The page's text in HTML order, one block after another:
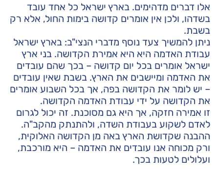
אלו דברים מדהימים. בארץ ישראל כל אחד עובד
בשדהו, ולכן אין אומרים קדושה בימות החול, אלא רק
בשבת.
ניתן להמשיך צעד נוסף מדברי הנצי"ב: בארץ ישראל
עבודת האדמה היא היא אמירת הקדושה. בני ארץ
ישראל אומרים בכל יום קדושה – בכך שהם עובדים
את האדמה ומיישבים את הארץ. בשבת שאין עובדים
– יש לומר את הקדושה בפה, אך בכל השבוע אומרים
את הקדושה על ידי עבודת האדמה הקדושה.
זו אמירה חזקה, אך היא גם מסוכנת. זה יכול לגרום
לאדם לשקוע בעבודת השדה, ולהתנתק מהקב"ה.
ההבנה שקדושת הארץ באה מן הקדושה האלוקית,
ורק מכוחה אנו עובדים את האדמה – היא מורכבת,
ועלולים לטעות בכך.